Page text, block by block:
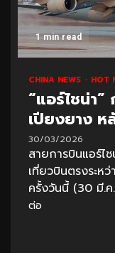
1 min read
CHINA NEWS HOT
“แอร์ไชน่า
เปียงยาง
30/03/2026
สายการบินแอร์ไ
เที่ยวบินตรงระห
ครั้งวันนี้ (30 มี.
ต่อ